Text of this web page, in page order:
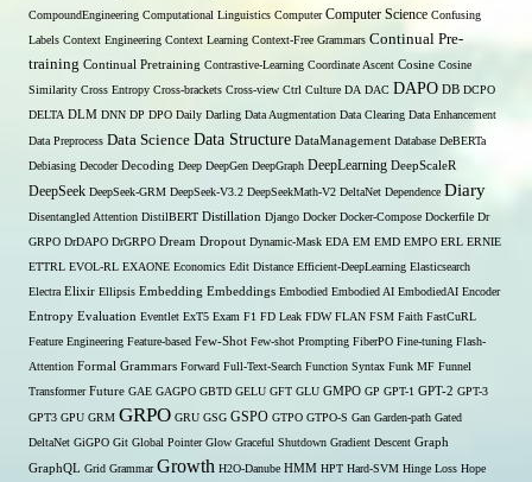
CompoundEngineering Computational Linguistics Computer Computer Science Confusing
Labels Context Engineering Context Learning Context-Free Grammars Continual Pre-
training Continual Pretraining Contrastive-Learning Coordinate Ascent Cosine Cosine
Similarity Cross Entropy Cross-brackets Cross-view Ctrl Culture DA DAC DAPO DB DCPO
DELTA DLM DNN DP DPO Daily Darling Data Augmentation Data Clearing Data Enhancement
Data Preprocess Data Science Data Structure DataManagement Database DeBERTa
Debiasing Decoder Decoding Deep DeepGen DeepGraph DeepLearning DeepScaleR
DeepSeek DeepSeek-GRM DeepSeek-V3.2 DeepSeekMath-V2 DeltaNet Dependence Diary
Disentangled Attention DistilBERT Distillation Django Docker Docker-Compose Dockerfile Dr
GRPO DrDAPO DrGRPO Dream Dropout Dynamic-Mask EDA EM EMD EMPO ERL ERNIE
ETTRL EVOL-RL EXAONE Economics Edit Distance Efficient-DeepLearning Elasticsearch
Electra Elixir Ellipsis Embedding Embeddings Embodied Embodied AI EmbodiedAI Encoder
Entropy Evaluation Eventlet ExT5 Exam F1 FD Leak FDW FLAN FSM Faith FastCuRL
Feature Engineering Feature-based Few-Shot Few-shot Prompting FiberPO Fine-tuning Flash-
Attention Formal Grammars Forward Full-Text-Search Function Syntax Funk MF Funnel
Transformer Future GAE GAGPO GBTD GELU GFT GLU GMPO GP GPT-1 GPT-2 GPT-3
GPT3 GPU GRM GRPO GRU GSG GSPO GTPO GTPO-S Gan Garden-path Gated
DeltaNet GiGPO Git Global Pointer Glow Graceful Shutdown Gradient Descent Graph
GraphQL Grid Grammar Growth H2O-Danube HMM HPT Hard-SVM Hinge Loss Hope